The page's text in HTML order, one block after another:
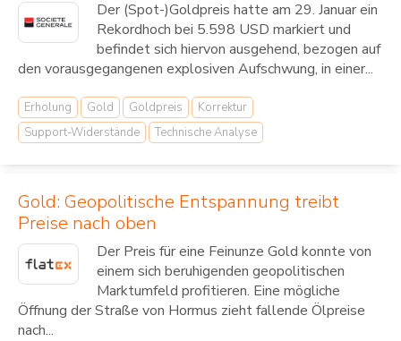
Der (Spot-)Goldpreis hatte am 29. Januar ein
Rekordhoch bei 5.598 USD markiert und
befindet sich hiervon ausgehend, bezogen auf
den vorausgegangenen explosiven Aufschwung, in einer...
Erholung Gold Goldpreis
Korrektur
Support-Widerstände
Technische Analyse
Gold: Geopolitische Entspannung treibt
Preise nach oben
Der Preis für eine Feinunze Gold konnte von
einem sich beruhigenden geopolitischen
Marktumfeld profitieren. Eine mögliche
Öffnung der Straße von Hormus zieht fallende Ölpreise
nach...